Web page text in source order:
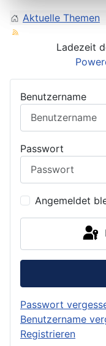
Aktuelle Themen
Ladezeit
Benutzername
Passwort
Angemeldet
Passwort
Benutzername
Registrieren